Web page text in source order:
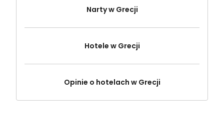
Narty w Grecji
Hotele w Grecji
Opinie o hotelach w Grecji